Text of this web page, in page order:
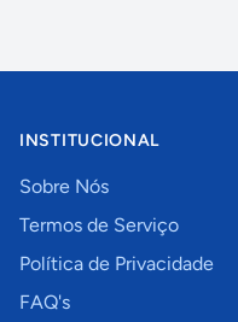
INSTITUCIONAL
Sobre Nós
Termos de Serviço
Política de Privacidade
FAQ's